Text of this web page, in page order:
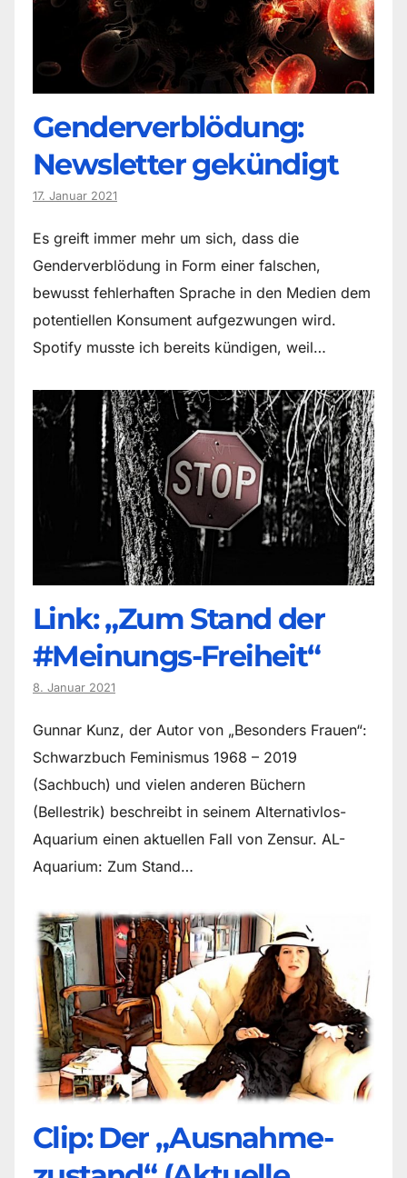
Genderverblödung:
Newsletter gekündigt
17. Januar 2021
Es greift immer mehr um sich, dass die
Genderverblödung in Form einer falschen,
bewusst fehlerhaften Sprache in den Medien dem
potentiellen Konsument aufgezwungen wird.
Spotify musste ich bereits kündigen, weil…
Link: „Zum Stand der
#Meinungs-Freiheit“
8. Januar 2021
Gunnar Kunz, der Autor von „Besonders Frauen“:
Schwarzbuch Feminismus 1968 – 2019
(Sachbuch) und vielen anderen Büchern
(Bellestrik) beschreibt in seinem Alternativlos-
Aquarium einen aktuellen Fall von Zensur. AL-
Aquarium: Zum Stand…
Clip: Der „Ausnahme-